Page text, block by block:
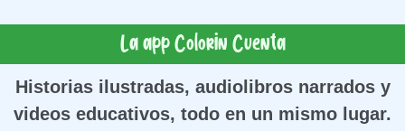
La app Colorin Cuenta
Historias ilustradas, audiolibros narrados y
videos educativos, todo en un mismo lugar.